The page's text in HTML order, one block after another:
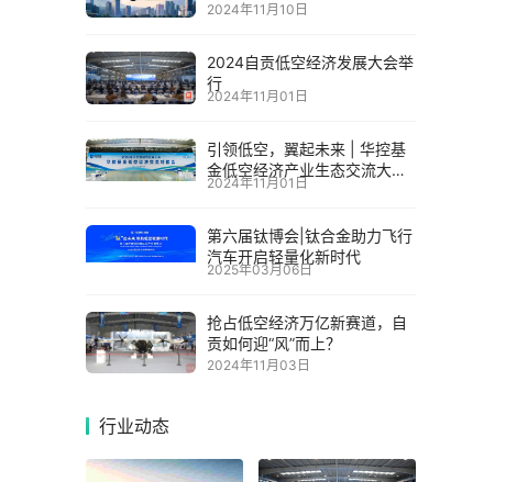
2024年11月10日
2024自贡低空经济发展大会举
行
2024年11月01日
引领低空，翼起未来 | 华控基
金低空经济产业生态交流大会
召开
2024年11月01日
第六届钛博会|钛合金助力飞行
汽车开启轻量化新时代
2025年03月06日
抢占低空经济万亿新赛道，自
贡如何迎“风”而上？
2024年11月03日
行业动态